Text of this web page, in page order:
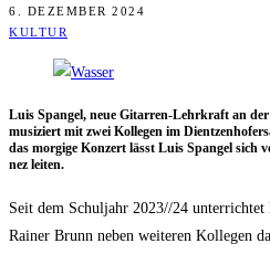
6. DEZEMBER 2024
KULTUR
Luis Span­gel, neue Gitar­ren-Lehr­kraft an
musi­ziert mit zwei Kol­le­gen im
das mor­gi­ge Kon­zert lässt Luis Span­gel sich
nez leiten.
Seit dem Schul­jahr 2023/​/​24
Rai­ner Brunn neben wei­te­ren Kol­le­gen